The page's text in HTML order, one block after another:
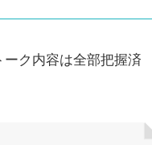
ク内容は全部把握済